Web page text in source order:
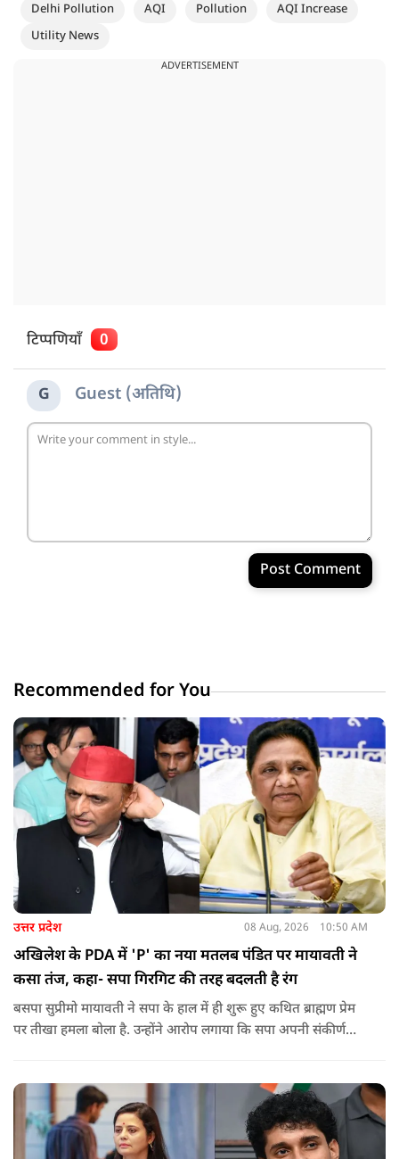
Delhi Pollution AQI Pollution
AQI Increase
Utility News
ADVERTISEMENT
टिप्पणियाँ 0
G Guest (अतिथि)
Post Comment
Recommended for You
उत्तर प्रदेश 08 Aug, 2026 10:50 AM
अखिलेश के PDA में 'P' का नया मतलब पंडित पर मायावती ने
कसा तंज, कहा- सपा गिरगिट की तरह बदलती है रंग
बसपा सुप्रीमो मायावती ने सपा के हाल में ही शुरू हुए कथित ब्राह्मण प्रेम
पर तीखा हमला बोला है. उन्होंने आरोप लगाया कि सपा अपनी संकीर्ण